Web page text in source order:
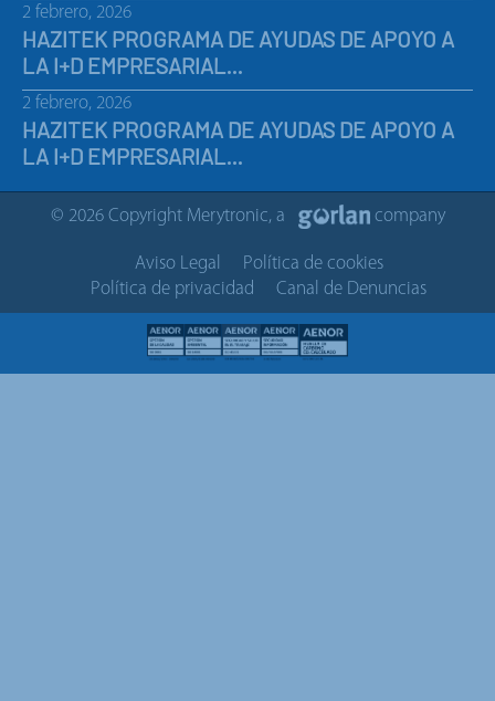
2 febrero, 2026
HAZITEK PROGRAMA DE AYUDAS DE APOYO A
LA I+D EMPRESARIAL…
2 febrero, 2026
HAZITEK PROGRAMA DE AYUDAS DE APOYO A
LA I+D EMPRESARIAL…
© 2026 Copyright Merytronic, a company
Aviso Legal
Política de cookies
Política de privacidad
Canal de Denuncias